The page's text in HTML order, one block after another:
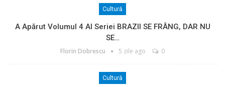
Cultură
A Apărut Volumul 4 Al Seriei BRAZII SE FRÂNG, DAR NU
SE…
Florin Dobrescu 5 zile ago 0
Cultură